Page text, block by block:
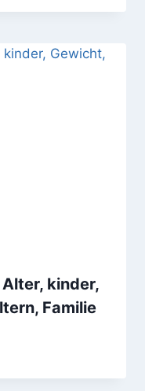
kinder,
Familie